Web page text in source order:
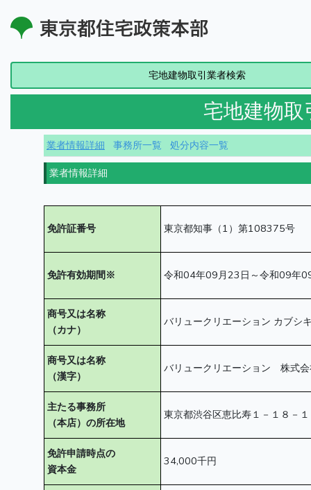
宅地建物取引業者検索
宅地建物
業者情報詳細 事務所一覧
処分内容一覧
業者情報詳細
免許証番号 東京都知事（1）第108375号
免許有効期間※ 令和04年09月23日～令和09年
商号又は名称
（カナ）
バリュークリエーション カブシ
商号又は名称
（漢字）
バリュークリエーション 株式
主たる事務所
（本店）の所在地
東京都渋谷区恵比寿１－１８－
免許申請時点の
資本金
34,000千円